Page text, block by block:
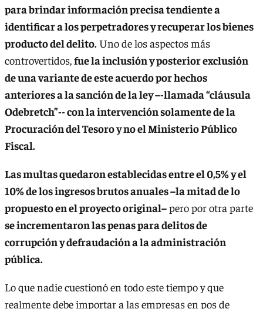
para brindar información precisa tendiente a
identificar a los perpetradores y recuperar los bienes
producto del delito.Uno de los aspectos más
controvertidos,fue la inclusión y posterior exclusión
de una variante de este acuerdo por hechos
anteriores a la sanción de la ley –-llamada “cláusula
Odebretch”-- con la intervención solamente de la
Procuración del Tesoro y no el Ministerio Público
Fiscal.
Las multas quedaron establecidas entre el 0,5% y el
10% de los ingresos brutos anuales –la mitad de lo
propuesto en el proyecto original–pero por otra parte
se incrementaron las penas para delitos de
corrupción y defraudación a la administración
pública.
Lo que nadie cuestionó en todo este tiempo y que
realmente debe importar a las empresas en pos de